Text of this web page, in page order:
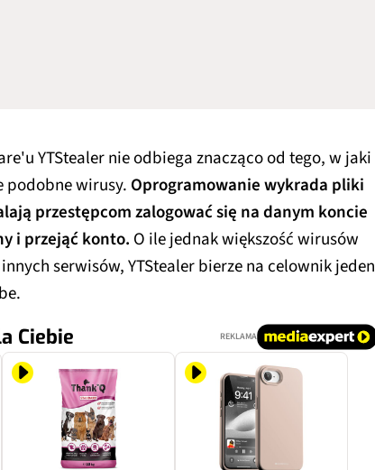
YTStealer nie odbiega znacząco od tego, w jaki
podobne wirusy. Oprogramowanie wykrada pliki
przestępcom zalogować się na danym koncie
i przejąć konto. O ile jednak większość wirusów
serwisów, YTStealer bierze na celownik jeden
Ciebie REKLAMA